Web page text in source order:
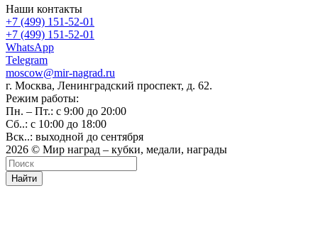
Наши контакты
+7 (499) 151-52-01
+7 (499) 151-52-01
WhatsApp
Telegram
moscow@mir-nagrad.ru
г. Москва, Ленинградский проспект, д. 62.
Режим работы:
Пн. – Пт.: с 9:00 до 20:00
Сб..: с 10:00 до 18:00
Вск..: выходной до сентября
2026 © Мир наград – кубки, медали, награды
Найти